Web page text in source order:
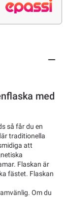
med
så får du en
traditionella
att
Flaskan är
fästet. Flaskan
Om du